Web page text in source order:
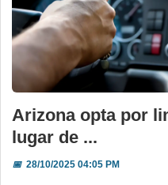
Arizona opta por
lugar de ...
📅28/10/2025 04:05 PM